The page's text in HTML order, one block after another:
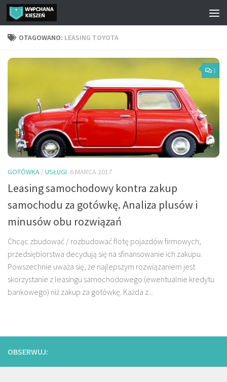
Przejdź do treści
OTAGOWANO: LEASING TOYOTA
1
GOTÓWKA /USŁUGI 6 MARCA 2017
Leasing samochodowy kontra zakup
samochodu za gotówkę. Analiza plusów i
minusów obu rozwiązań
Chcąc zbudować / rozbudować flotę pojazdów firmowych,
przedsiębiorstwa decydują się na sfinansowanie ich zakupu.
Powszechnie uważa się, że najlepszym rozwiązaniem jest
skorzystanie z leasingu samochodowego (ewentualnie kredytu
bankowego) niż zakup za gotówkę. Każda z...
OBSERWUJ: